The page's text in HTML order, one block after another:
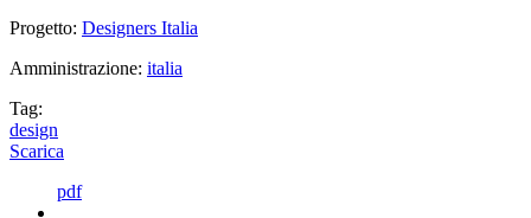
Progetto: Designers Italia
Amministrazione: italia
Tag:
design
Scarica
pdf